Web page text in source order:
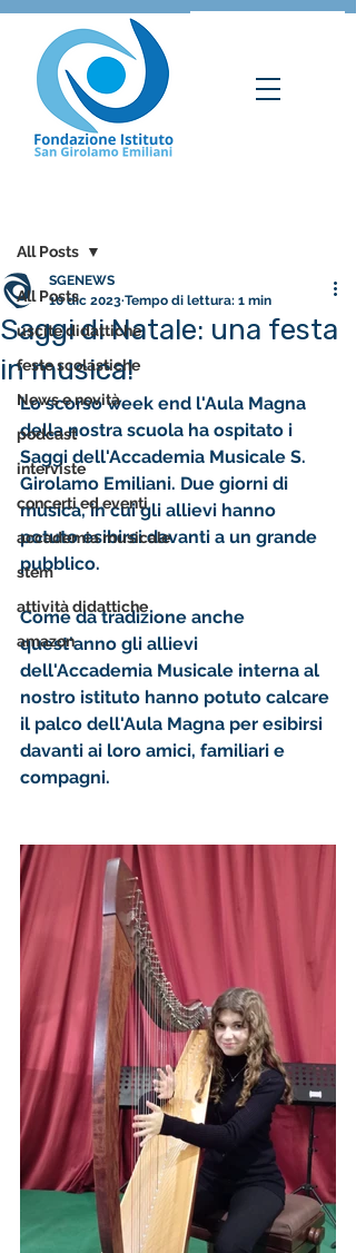
All Posts
uscite didattiche
feste scolastiche
News e novità
podcast
interviste
concerti ed eventi
accademia musicale
stem
attività didattiche
amazon
All Posts
Saggi di Natale: una festa
in musica!
SGENEWS
10 dic 2023 Tempo di lettura: 1 min
Lo scorso week end l'Aula Magna
della nostra scuola ha ospitato i
Saggi dell'Accademia Musicale S.
Girolamo Emiliani. Due giorni di
musica, in cui gli allievi hanno
potuto esibirsi davanti a un grande
pubblico.
Come da tradizione anche
quest'anno gli allievi
dell'Accademia Musicale interna al
nostro istituto hanno potuto calcare
il palco dell'Aula Magna per esibirsi
davanti ai loro amici, familiari e
compagni.